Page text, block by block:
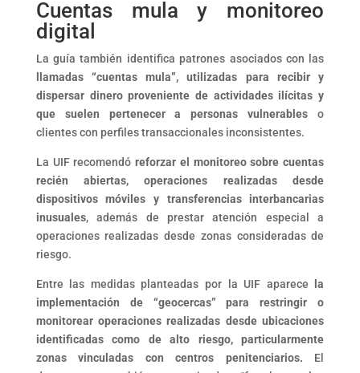
Cuentas mula y monitoreo
digital
La guía también identifica patrones asociados con las
llamadas “cuentas mula”, utilizadas para recibir y
dispersar dinero proveniente de actividades ilícitas y
que suelen pertenecer a personas vulnerables o
clientes con perfiles transaccionales inconsistentes.
La UIF recomendóreforzar el monitoreo sobre cuentas
recién abiertas, operaciones realizadas desde
dispositivos móviles y transferencias interbancarias
inusuales, además de prestar atención especial a
operaciones realizadas desde zonas consideradas de
riesgo.
Entre las medidas planteadas por la UIF aparece
la
implementación de “geocercas” para restringir o
monitorear operaciones realizadas desde ubicaciones
identificadas como de alto riesgo, particularmente
zonas vinculadas con centros penitenciarios. El